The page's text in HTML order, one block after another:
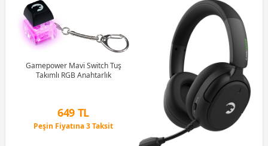
Gamepower Mavi Switch Tuş
Takımlı RGB Anahtarlık
649 TL
Peşin Fiyatına 3 Taksit
12 Ay x 76 TL taksitle